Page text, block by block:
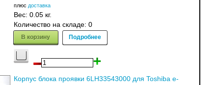
плюс доставка
Вес: 0.05 кг.
Количество на складе: 0
В корзину Подробнее
Корпус блока проявки 6LH33543000 для Toshiba e-